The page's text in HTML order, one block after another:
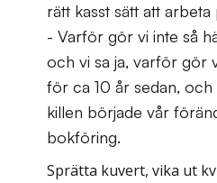
rätt kasst sätt att
- Varför gör vi inte så
och vi sa ja, varför gör
för ca 10 år sedan,
killen började vår
bokföring.
Sprätta kuvert, vika ut